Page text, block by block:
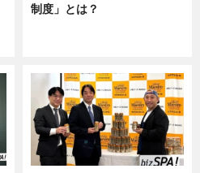
制度」とは？